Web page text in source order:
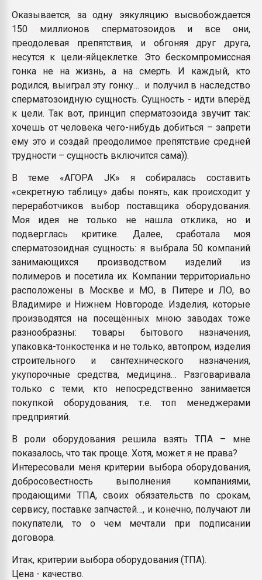
ПЕРЕЙТИ НА
Оказывается, за одну эякуляцию высвобождается
150 миллионов сперматозоидов и все они,
преодолевая препятствия, и обгоняя друг друга,
несутся к цели-яйцеклетке. Это бескомпромиссная
гонка не на жизнь, а на смерть. И каждый, кто
родился, выиграл эту гонку… и получил в наследство
сперматозоидную сущность. Сущность - идти вперёд
к цели. Так вот, принцип сперматозоида звучит так:
хочешь от человека чего-нибудь добиться – запрети
ему это и создай преодолимое препятствие средней
трудности – сущность включится сама)).
В теме «АГОРА JK» я собиралась составить
«секретную таблицу» дабы понять, как происходит у
переработчиков выбор поставщика оборудования.
Моя идея не только не нашла отклика, но и
подверглась критике. Далее, сработала моя
сперматозоидная сущность: я выбрала 50 компаний
занимающихся производством изделий из
полимеров и посетила их. Компании территориально
расположены в Москве и МО, в Питере и ЛО, во
Владимире и Нижнем Новгороде. Изделия, которые
производятся на посещённых мною заводах тоже
разнообразны: товары бытового назначения,
упаковка-тонкостенка и не только, автопром, изделия
строительного и сантехнического назначения,
укупорочные средства, медицина… Разговаривала
только с теми, кто непосредственно занимается
покупкой оборудования, т.е. топ менеджерами
предприятий.
В роли оборудования решила взять ТПА – мне
показалось, что так проще. Хотя, может я не права?
Интересовали меня критерии выбора оборудования,
добросовестность выполнения компаниями,
продающими ТПА, своих обязательств по срокам,
сервису, поставке запчастей…, и конечно, получают ли
покупатели, то о чем мечтали при подписании
договора.
Итак, критерии выбора оборудования (ТПА).
Цена - качество.